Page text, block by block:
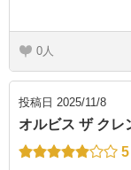
0
投稿日 2025/11/8
オルビス ザ クレ
5